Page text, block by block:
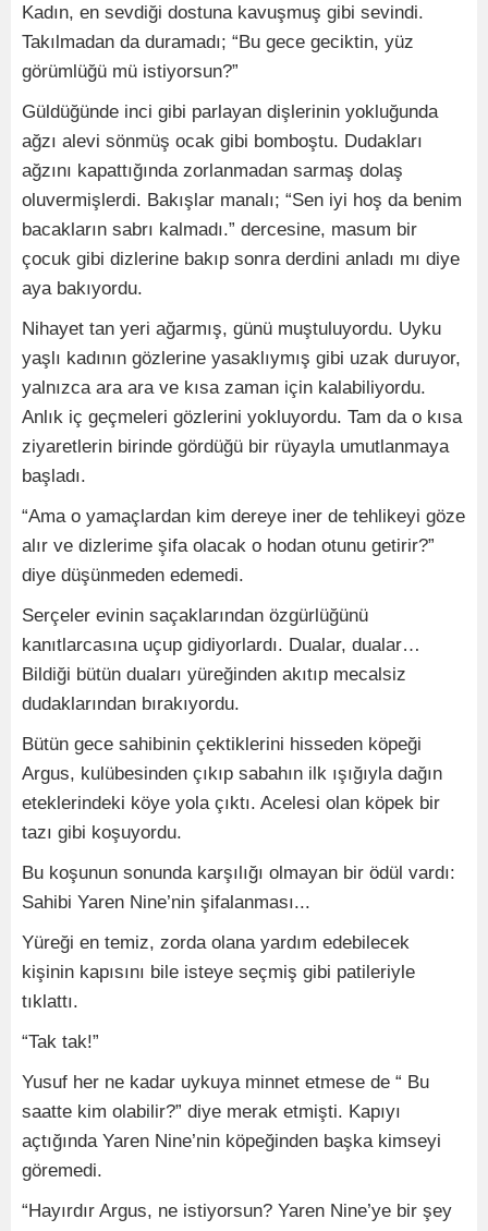
Kadın, en sevdiği dostuna kavuşmuş gibi sevindi.
Takılmadan da duramadı; “Bu gece geciktin, yüz
görümlüğü mü istiyorsun?”
Güldüğünde inci gibi parlayan dişlerinin yokluğunda
ağzı alevi sönmüş ocak gibi bomboştu. Dudakları
ağzını kapattığında zorlanmadan sarmaş dolaş
oluvermişlerdi. Bakışlar manalı; “Sen iyi hoş da benim
bacakların sabrı kalmadı.” dercesine, masum bir
çocuk gibi dizlerine bakıp sonra derdini anladı mı diye
aya bakıyordu.
Nihayet tan yeri ağarmış, günü muştuluyordu. Uyku
yaşlı kadının gözlerine yasaklıymış gibi uzak duruyor,
yalnızca ara ara ve kısa zaman için kalabiliyordu.
Anlık iç geçmeleri gözlerini yokluyordu. Tam da o kısa
ziyaretlerin birinde gördüğü bir rüyayla umutlanmaya
başladı.
“Ama o yamaçlardan kim dereye iner de tehlikeyi göze
alır ve dizlerime şifa olacak o hodan otunu getirir?”
diye düşünmeden edemedi.
Serçeler evinin saçaklarından özgürlüğünü
kanıtlarcasına uçup gidiyorlardı. Dualar, dualar…
Bildiği bütün duaları yüreğinden akıtıp mecalsiz
dudaklarından bırakıyordu.
Bütün gece sahibinin çektiklerini hisseden köpeği
Argus, kulübesinden çıkıp sabahın ilk ışığıyla dağın
eteklerindeki köye yola çıktı. Acelesi olan köpek bir
tazı gibi koşuyordu.
Bu koşunun sonunda karşılığı olmayan bir ödül vardı:
Sahibi Yaren Nine’nin şifalanması...
Yüreği en temiz, zorda olana yardım edebilecek
kişinin kapısını bile isteye seçmiş gibi patileriyle
tıklattı.
“Tak tak!”
Yusuf her ne kadar uykuya minnet etmese de “ Bu
saatte kim olabilir?” diye merak etmişti. Kapıyı
açtığında Yaren Nine’nin köpeğinden başka kimseyi
göremedi.
“Hayırdır Argus, ne istiyorsun? Yaren Nine’ye bir şey